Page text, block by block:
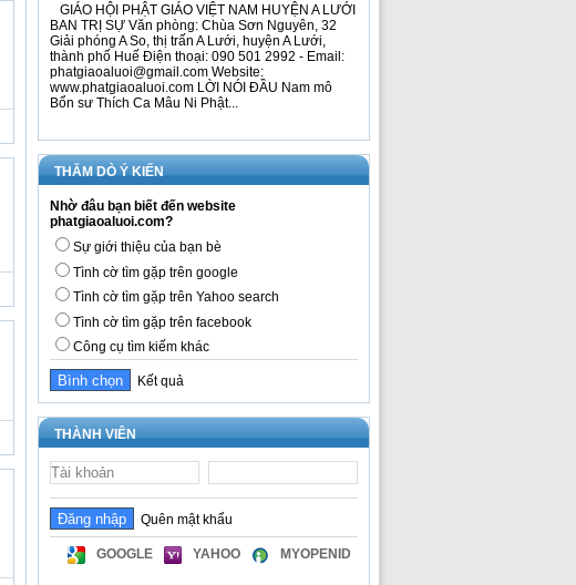
GIÁO HỘI PHẬT GIÁO VIỆT NAM HUYỆN A LƯỚI
BAN TRỊ SỰ Văn phòng: Chùa Sơn Nguyên, 32
Giải phóng A So, thị trấn A Lưới, huyện A Lưới,
thành phố Huế Điện thoại: 090 501 2992 - Email:
phatgiaoaluoi@gmail.com Website:
www.phatgiaoaluoi.com LỜI NÓI ĐẦU Nam mô
Bổn sư Thích Ca Mâu Ni Phật...
THĂM DÒ Ý KIẾN
Nhờ đâu bạn biết đến website
phatgiaoaluoi.com?
Sự giới thiệu của bạn bè
Tình cờ tìm gặp trên google
Tình cờ tìm gặp trên Yahoo search
Tình cờ tìm gặp trên facebook
Công cụ tìm kiếm khác
Kết quả
THÀNH VIÊN
Quên mật khẩu
GOOGLE YAHOO MYOPENID